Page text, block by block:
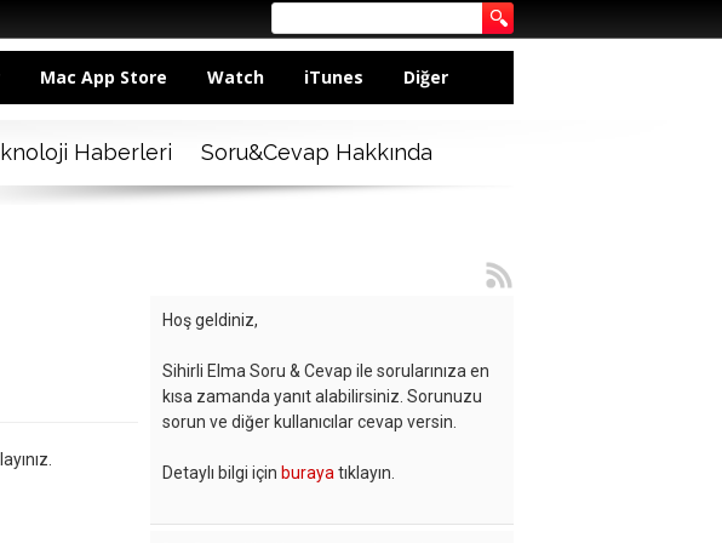
Mac App Store Watch iTunes Diğer
Haberleri Soru&Cevap Hakkında
Hoş geldiniz,
Sihirli Elma Soru & Cevap ile sorularınıza en
kısa zamanda yanıt alabilirsiniz. Sorunuzu
sorun ve diğer kullanıcılar cevap versin.
Detaylı bilgi için buraya tıklayın.